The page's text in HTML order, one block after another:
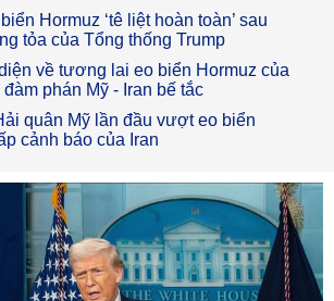
Hormuz ‘tê liệt hoàn toàn’ sau
tỏa của Tổng thống Trump
về tương lai eo biển Hormuz của
phán Mỹ - Iran bế tắc
quân Mỹ lần đầu vượt eo biển
cảnh báo của Iran